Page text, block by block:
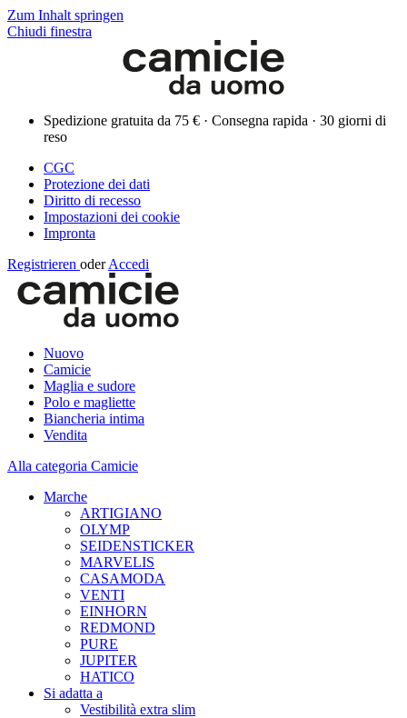
Zum Inhalt springen
Chiudi finestra
Spedizione gratuita da 75 € · Consegna rapida · 30 giorni di
reso
CGC
Protezione dei dati
Diritto di recesso
Impostazioni dei cookie
Impronta
Registrieren oder Accedi
Nuovo
Camicie
Maglia e sudore
Polo e magliette
Biancheria intima
Vendita
Alla categoria Camicie
Marche
ARTIGIANO
OLYMP
SEIDENSTICKER
MARVELIS
CASAMODA
VENTI
EINHORN
REDMOND
PURE
JUPITER
HATICO
Si adatta a
Vestibilità extra slim